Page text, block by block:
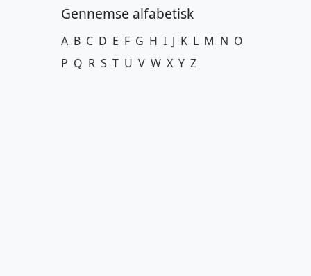
Gennemse alfabetisk
A B C D E F G H I J K L M N O
P Q R S T U V W X Y Z